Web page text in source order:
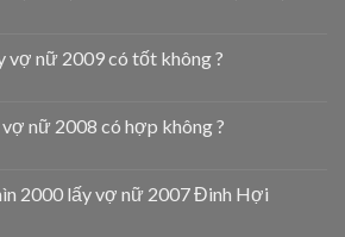
vợ nữ 2009 có tốt không ?
nữ 2008 có hợp không ?
2000 lấy vợ nữ 2007 Đinh Hợi